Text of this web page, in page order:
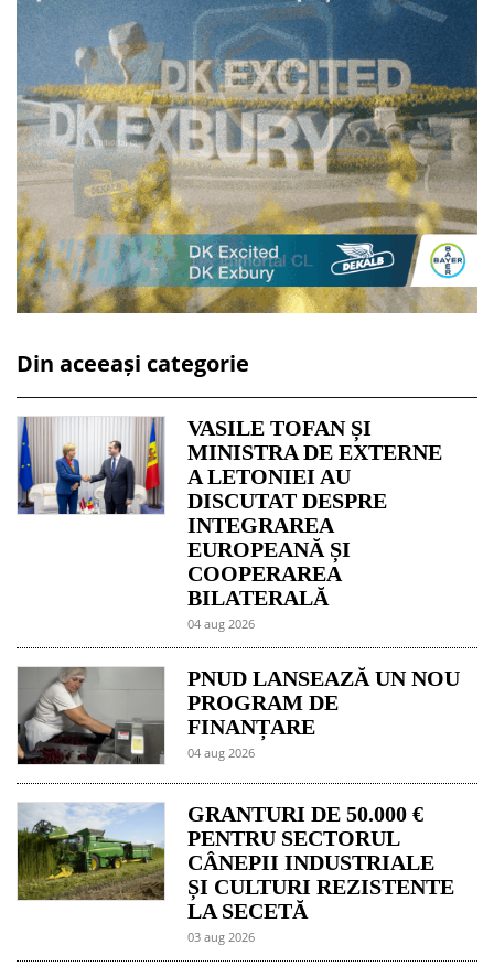
Din aceeași categorie
VASILE TOFAN ȘI
MINISTRA DE EXTERNE
A LETONIEI AU
DISCUTAT DESPRE
INTEGRAREA
EUROPEANĂ ȘI
COOPERAREA
BILATERALĂ
04 aug 2026
PNUD LANSEAZĂ UN NOU
PROGRAM DE
FINANȚARE
04 aug 2026
GRANTURI DE 50.000 €
PENTRU SECTORUL
CÂNEPII INDUSTRIALE
ȘI CULTURI REZISTENTE
LA SECETĂ
03 aug 2026